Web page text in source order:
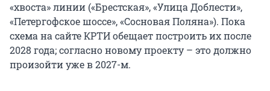
«хвоста» линии («Брестская», «Улица Доблести»,
«Петергофское шоссе», «Сосновая Поляна»). Пока
схема на сайте КРТИ обещает построить их после
2028 года; согласно новому проекту – это должно
произойти уже в 2027-м.